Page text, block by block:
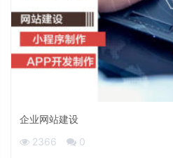
企业网站建设
2366
0